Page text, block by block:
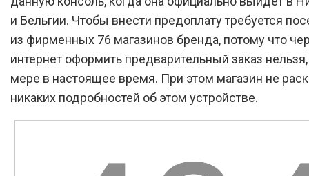
и Бельгии. Чтобы внести предоплату требуется
из фирменных 76 магазинов бренда, потому что
интернет оформить предварительный заказ
мере в настоящее время. При этом магазин не
никаких подробностей об этом устройстве.